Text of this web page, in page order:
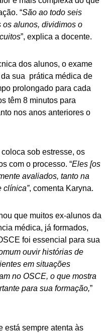
“São ao todo seis
os alunos, dividimos o
”, explica a docente.
dos alunos, o exame
sua prática médica de
prolongado para cada
têm 8 minutos para
nos anos anteriores o
sob estresse, os
com o processo. “Eles [os
avaliados, tanto na
clínica”, comenta Karyna.
que muitos ex-alunos da
médica, já formados,
foi essencial para sua
ouvir histórias de
em situações
no OSCE, o que mostra
para sua formação,”
está sempre atenta às